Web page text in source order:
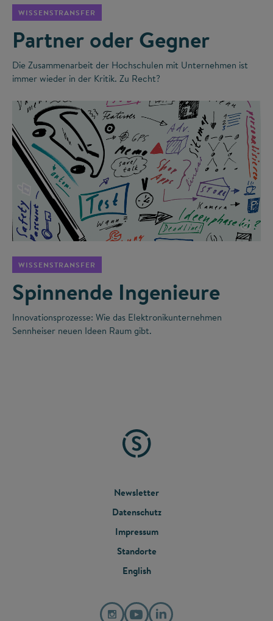
WISSENSTRANSFER
Partner oder Gegner
Die Zusammenarbeit der Hochschulen mit Unternehmen ist
immer wieder in der Kritik. Zu Recht?
©
WISSENSTRANSFER
Spinnende Ingenieure
Innovationsprozesse: Wie das Elektronikunternehmen
Sennheiser neuen Ideen Raum gibt.
FOOTER
MENU
Newsletter
Datenschutz
Impressum
Standorte
English